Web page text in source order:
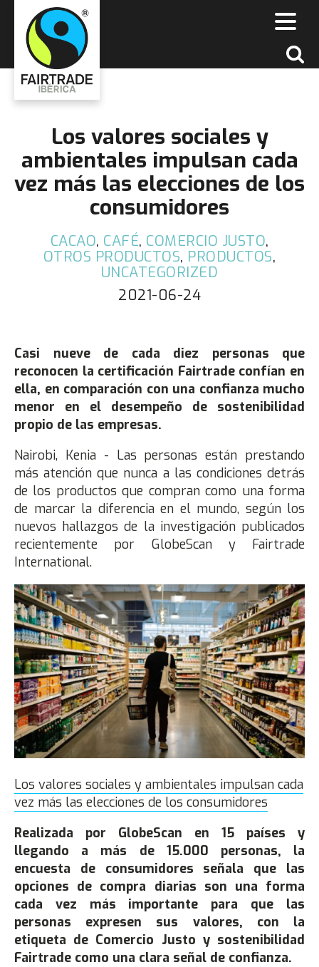
Los valores sociales y
ambientales impulsan cada
vez más las elecciones de los
consumidores
CACAO, CAFÉ, COMERCIO JUSTO,
OTROS PRODUCTOS, PRODUCTOS,
UNCATEGORIZED
2021-06-24
Casi nueve de cada diez personas que
reconocen la certificación Fairtrade confían en
ella, en comparación con una confianza mucho
menor en el desempeño de sostenibilidad
propio de las empresas.
Nairobi, Kenia - Las personas están prestando
más atención que nunca a las condiciones detrás
de los productos que compran como una forma
de marcar la diferencia en el mundo, según los
nuevos hallazgos de la investigación publicados
recientemente por GlobeScan y Fairtrade
International.
Los valores sociales y ambientales impulsan cada
vez más las elecciones de los consumidores
Realizada por GlobeScan en 15 países y
llegando a más de 15.000 personas, la
encuesta de consumidores señala que las
opciones de compra diarias son una forma
cada vez más importante para que las
personas expresen sus valores, con la
etiqueta de Comercio Justo y sostenibilidad
Fairtrade como una clara señal de confianza.